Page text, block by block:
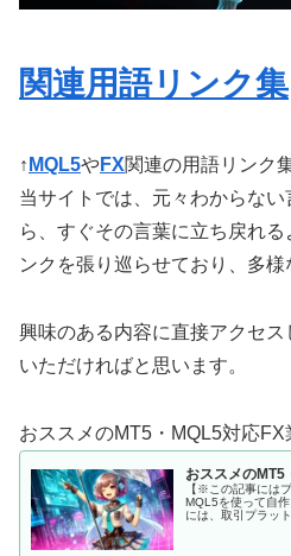
関連用語リンク集
↑ MQL5やFX関連の用語リンク
当サイトでは、元々わからな
ら、すぐその言葉に立ち戻れ
ンクを張り巡らせており、多様
興味のある内容に直接アクセ
いただければと思います。
おススメのMT5・MQL5対応FX
おススメのMT5
【※この記事には
MQL5を使って自
には、取引プラッ